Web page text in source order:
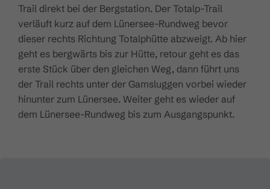
Trail direkt bei der Bergstation. Der Totalp-Trail
verläuft kurz auf dem Lünersee-Rundweg bevor
dieser rechts Richtung Totalphütte abzweigt. Ab hier
geht es bergwärts bis zur Hütte, retour geht es das
erste Stück über den gleichen Weg, dann führt uns
der Trail rechts unter der Gamsluggen vorbei wieder
hinunter zum Lünersee. Weiter geht es wieder auf
dem Lünersee-Rundweg bis zum Ausgangspunkt.